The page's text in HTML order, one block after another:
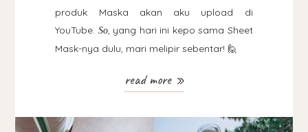
produk Maska akan aku upload di
YouTube. So, yang hari ini kepo sama Sheet
Mask-nya dulu, mari melipir sebentar! 🙋
read more »